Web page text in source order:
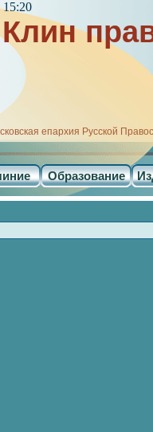
Клин
епархия Русской
Образование
15:20